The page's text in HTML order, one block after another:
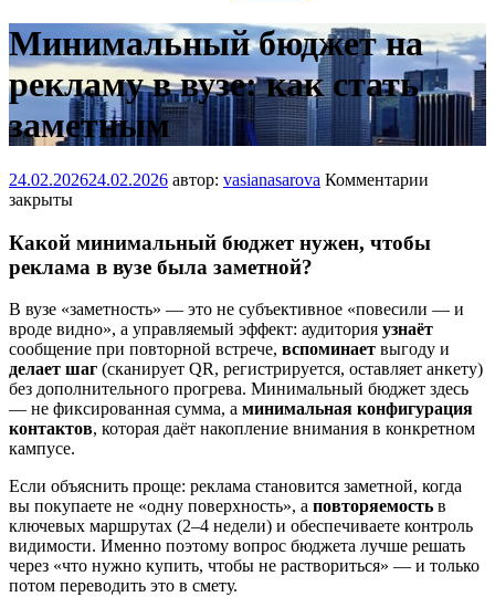
Минимальный бюджет на
рекламу в вузе: как стать
заметным
24.02.202624.02.2026 автор: vasianasarova Комментарии
закрыты
Какой минимальный бюджет нужен, чтобы
реклама в вузе была заметной?
В вузе «заметность» — это не субъективное «повесили — и
вроде видно», а управляемый эффект: аудитория узнаёт
сообщение при повторной встрече, вспоминает выгоду и
делает шаг (сканирует QR, регистрируется, оставляет анкету)
без дополнительного прогрева. Минимальный бюджет здесь
— не фиксированная сумма, а минимальная конфигурация
контактов, которая даёт накопление внимания в конкретном
кампусе.
Если объяснить проще: реклама становится заметной, когда
вы покупаете не «одну поверхность», а повторяемость в
ключевых маршрутах (2–4 недели) и обеспечиваете контроль
видимости. Именно поэтому вопрос бюджета лучше решать
через «что нужно купить, чтобы не раствориться» — и только
потом переводить это в смету.